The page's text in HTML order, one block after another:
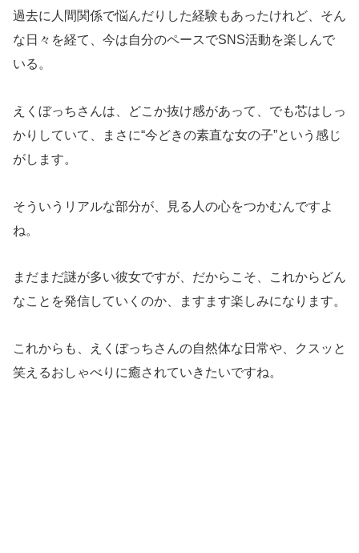
過去に人間関係で悩んだりした経験もあったけれど、そん
な日々を経て、今は自分のペースでSNS活動を楽しんで
いる。
えくぼっちさんは、どこか抜け感があって、でも芯はしっ
かりしていて、まさに“今どきの素直な女の子”という感じ
がします。
そういうリアルな部分が、見る人の心をつかむんですよ
ね。
まだまだ謎が多い彼女ですが、だからこそ、これからどん
なことを発信していくのか、ますます楽しみになります。
これからも、えくぼっちさんの自然体な日常や、クスッと
笑えるおしゃべりに癒されていきたいですね。